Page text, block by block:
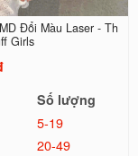
Đổi Màu Laser - Th
Girls
Số lượng
5-19
20-49